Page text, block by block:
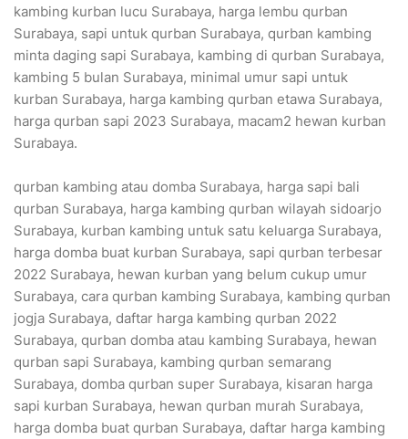
kambing kurban lucu Surabaya, harga lembu qurban
Surabaya, sapi untuk qurban Surabaya, qurban kambing
minta daging sapi Surabaya, kambing di qurban Surabaya,
kambing 5 bulan Surabaya, minimal umur sapi untuk
kurban Surabaya, harga kambing qurban etawa Surabaya,
harga qurban sapi 2023 Surabaya, macam2 hewan kurban
Surabaya.
qurban kambing atau domba Surabaya, harga sapi bali
qurban Surabaya, harga kambing qurban wilayah sidoarjo
Surabaya, kurban kambing untuk satu keluarga Surabaya,
harga domba buat kurban Surabaya, sapi qurban terbesar
2022 Surabaya, hewan kurban yang belum cukup umur
Surabaya, cara qurban kambing Surabaya, kambing qurban
jogja Surabaya, daftar harga kambing qurban 2022
Surabaya, qurban domba atau kambing Surabaya, hewan
qurban sapi Surabaya, kambing qurban semarang
Surabaya, domba qurban super Surabaya, kisaran harga
sapi kurban Surabaya, hewan qurban murah Surabaya,
harga domba buat qurban Surabaya, daftar harga kambing